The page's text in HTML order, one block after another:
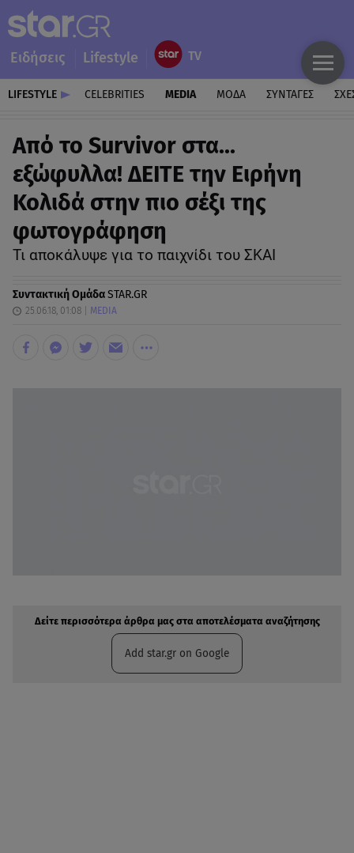
Ειδήσεις Lifestyle
LIFESTYLE CELEBRITIES MEDIA ΜΟΔΑ ΣΥΝΤΑΓΕΣ
Από το Survivor στα...
εξώφυλλα! ΔΕΙΤΕ την Eιρήνη
Κολιδά στην πιο σέξι της
φωτογράφηση
Τι αποκάλυψε για το παιχνίδι του ΣΚΑΙ
Συντακτική ΟμάδαSTAR.GR
25.06.18, 01:08 MEDIA
Δείτε περισσότερα άρθρα μας στα αποτελέσματα αναζήτησης
Add star.gr on Google